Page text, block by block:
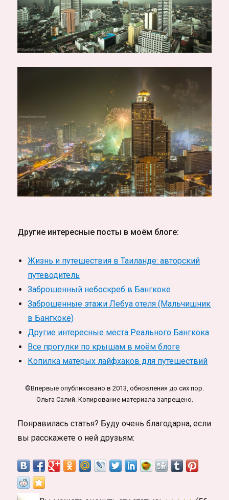
Другие интересные посты в моём блоге:
Жизнь и путешествия в Таиланде: авторский
путеводитель
Заброшенный небоскреб в Бангкоке
Заброшенные этажи Лебуа отеля (Мальчишник
в Бангкоке)
Другие интересные места Реального Бангкока
Все прогулки по крышам в моём блоге
Копилка матёрых лайфхаков для путешествий
©Впервые опубликовано в 2013, обновления до сих пор.
Ольга Салий. Копирование материала запрещено.
Понравилась статья? Буду очень благодарна, если
вы расскажете о ней друзьям: